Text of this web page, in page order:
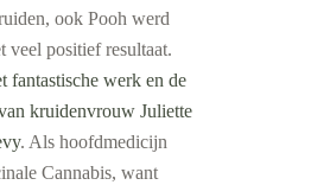
ook Pooh werd
veel positief resultaat.
fantastische werk en de
kruidenvrouw Juliette
. Als hoofdmedicijn
Cannabis, want